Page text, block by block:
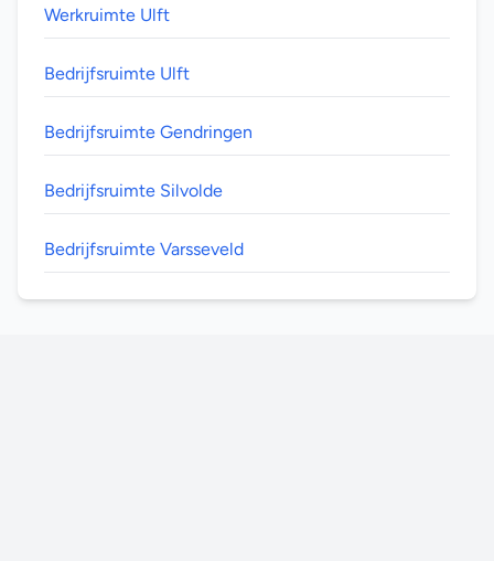
Werkruimte Ulft
Bedrijfsruimte Ulft
Bedrijfsruimte Gendringen
Bedrijfsruimte Silvolde
Bedrijfsruimte Varsseveld